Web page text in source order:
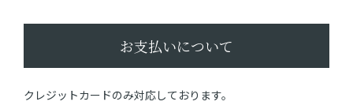
お支払いについて
クレジットカードのみ対応しております。